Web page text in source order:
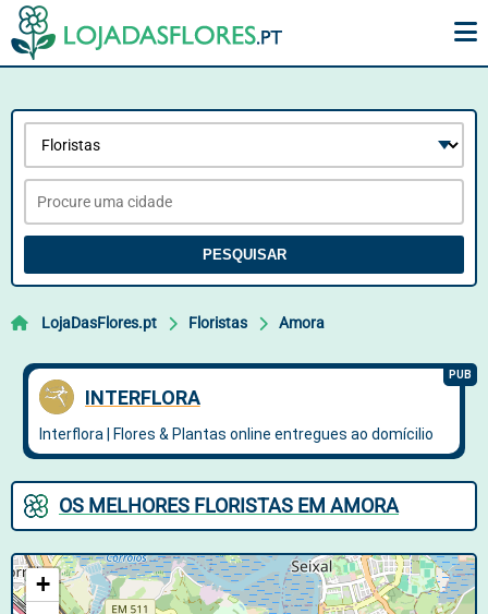
PESQUISAR
LojaDasFlores.pt Floristas Amora
OS MELHORES FLORISTAS EM AMORA
+